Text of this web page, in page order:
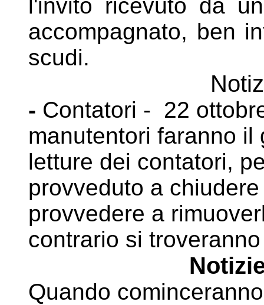
l'invito ricevuto da
accompagnato, ben
scudi.
- Contatori - 22
manutentori faranno
letture dei contatori,
provveduto a
provvedere a
contrario si
Quando